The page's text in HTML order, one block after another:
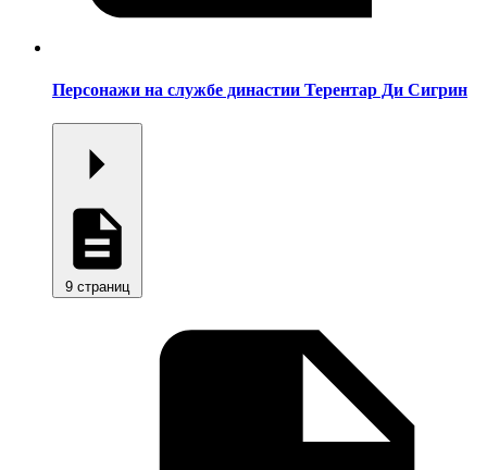
Персонажи на службе династии Терентар Ди Сигрин
9 страниц